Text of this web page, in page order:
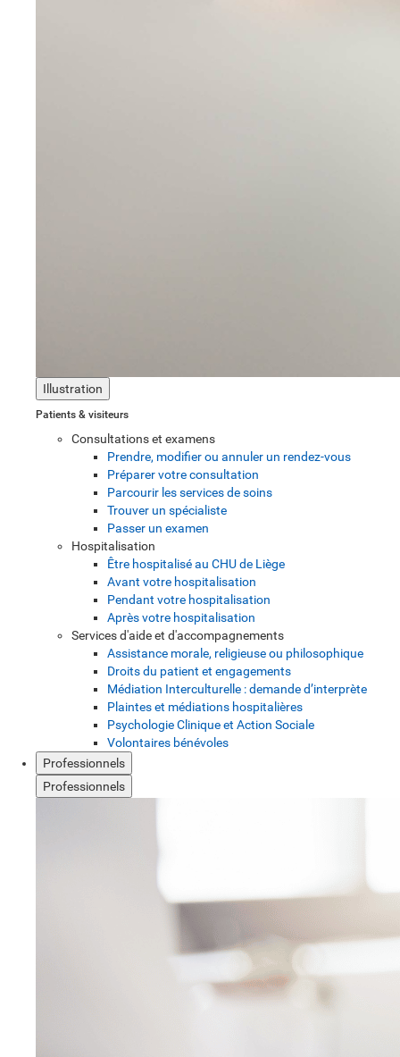
Illustration
Patients & visiteurs
Consultations et examens
Prendre, modifier ou annuler un rendez-vous
Préparer votre consultation
Parcourir les services de soins
Trouver un spécialiste
Passer un examen
Hospitalisation
Être hospitalisé au CHU de Liège
Avant votre hospitalisation
Pendant votre hospitalisation
Après votre hospitalisation
Services d'aide et d'accompagnements
Assistance morale, religieuse ou philosophique
Droits du patient et engagements
Médiation Interculturelle : demande d’interprète
Plaintes et médiations hospitalières
Psychologie Clinique et Action Sociale
Volontaires bénévoles
Professionnels
Professionnels